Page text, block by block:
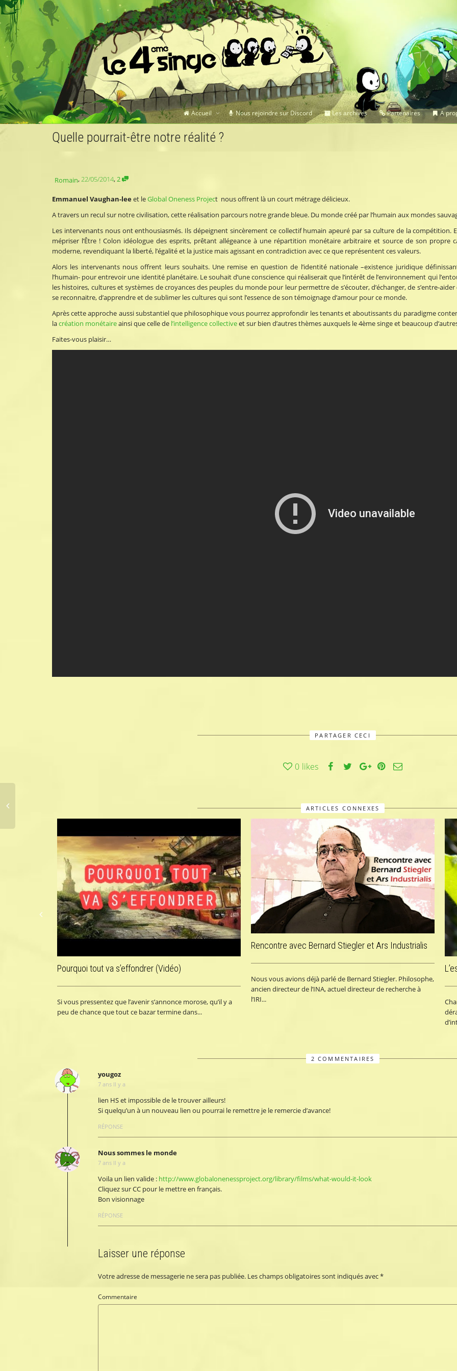
Accueil Nous rejoindre sur Discord Les archives Partenaires A
Quelle pourrait-être notre réalité ?
Romain,22/05/2014,2
Emmanuel Vaughan-lee et leGlobal Oneness Project nous offrent là un court métrage délicieux.
A travers un recul sur notre civilisation, cette réalisation parcours notre grande bleue. Du monde créé par l’humain aux mondes
Les intervenants nous ont enthousiasmés. Ils dépeignent sincèrement ce collectif humain apeuré par sa culture de la compétition.
mépriser l’Être ! Colon idéologue des esprits, prêtant allégeance à une répartition monétaire arbitraire et source de son propre
moderne, revendiquant la liberté, l’égalité et la justice mais agissant en contradiction avec ce que représentent ces valeurs.
Alors les intervenants nous offrent leurs souhaits. Une remise en question de l’identité nationale –existence juridique
l’humain- pour entrevoir une identité planétaire. Le souhait d’une conscience qui réaliserait que l’intérêt de l’environnement qui
les histoires, cultures et systèmes de croyances des peuples du monde pour leur permettre de s’écouter, d’échanger, de s’entre-
se reconnaitre, d’apprendre et de sublimer les cultures qui sont l’essence de son témoignage d’amour pour ce monde.
Après cette approche aussi substantiel que philosophique vous pourrez approfondir les tenants et aboutissants du paradigme
lacréation monétaireainsi que celle de l’intelligence collectiveet sur bien d’autres thèmes auxquels le 4ème singe et beaucoup
Faites-vous plaisir…
PARTAGER CECI
0 likes
ARTICLES CONNEXES
Pourquoi tout va s’effondrer (Vidéo)
Si vous pressentez que l’avenir s’annonce morose, qu’il y a
peu de chance que tout ce bazar termine dans...
Rencontre avec Bernard Stiegler et Ars Industrialis
Nous vous avions déjà parlé de Bernard Stiegler. Philosophe,
ancien directeur de l’INA, actuel directeur de recherche à
l’IRI...
2 COMMENTAIRES
yougoz
7 ans Il y a
lien HS et impossible de le trouver ailleurs!
Si quelqu’un à un nouveau lien ou pourrai le remettre je le remercie d’avance!
RÉPONSE
Nous sommes le monde
7 ans Il y a
Voila un lien valide : http://www.globalonenessproject.org/library/films/what-would-it-look
Cliquez sur CC pour le mettre en français.
Bon visionnage
RÉPONSE
Laisser une réponse
Votre adresse de messagerie ne sera pas publiée. Les champs obligatoires sont indiqués avec*
Commentaire